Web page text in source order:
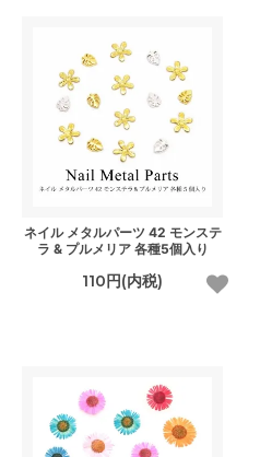
ネイル メタルパーツ 42 モンステ
ラ & プルメリア 各種5個入り
110円(内税)